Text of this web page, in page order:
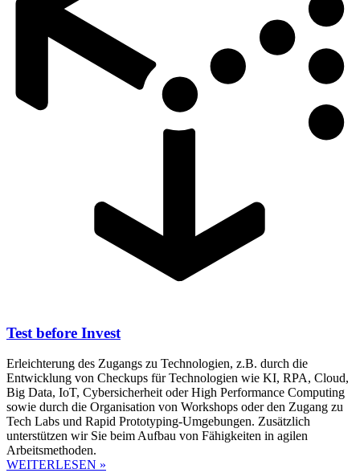
Test before Invest
Erleichterung des Zugangs zu Technologien, z.B. durch die
Entwicklung von Checkups für Technologien wie KI, RPA, Cloud,
Big Data, IoT, Cybersicherheit oder High Performance Computing
sowie durch die Organisation von Workshops oder den Zugang zu
Tech Labs und Rapid Prototyping-Umgebungen. Zusätzlich
unterstützen wir Sie beim Aufbau von Fähigkeiten in agilen
Arbeitsmethoden.
WEITERLESEN »